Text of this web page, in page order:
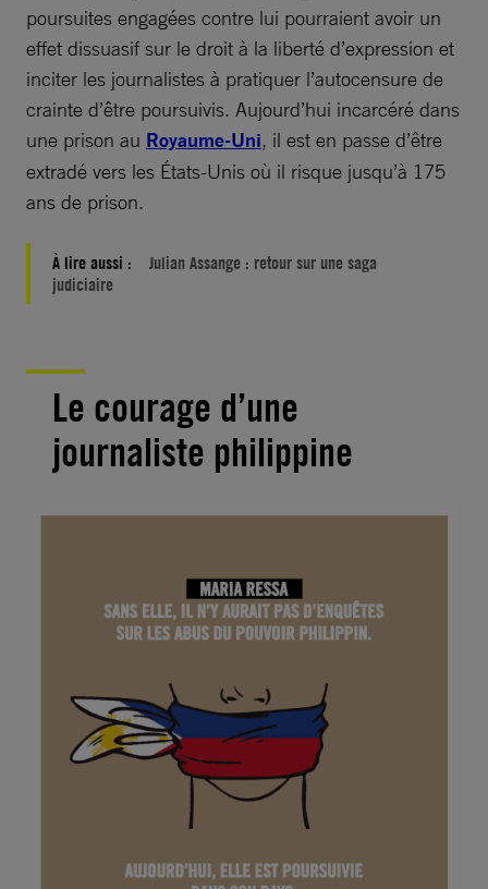
poursuites engagées contre lui pourraient avoir un
effet dissuasif sur le droit à la liberté d’expression et
inciter les journalistes à pratiquer l’autocensure de
crainte d’être poursuivis. Aujourd’hui incarcéré dans
une prison au Royaume-Uni, il est en passe d’être
extradé vers les États-Unis où il risque jusqu’à 175
ans de prison.
À lire aussi :
Julian Assange : retour sur une saga
judiciaire
Le courage d’une
journaliste philippine